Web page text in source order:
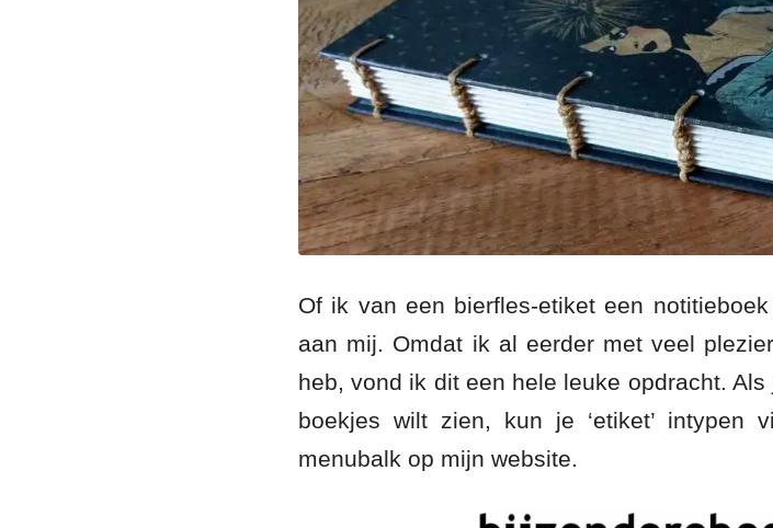
Of ik van een bierfles-etiket een
aan mij. Omdat ik al eerder met veel
heb, vond ik dit een hele leuke opdracht.
boekjes wilt zien, kun je ‘etiket’ intypen
menubalk op mijn website.